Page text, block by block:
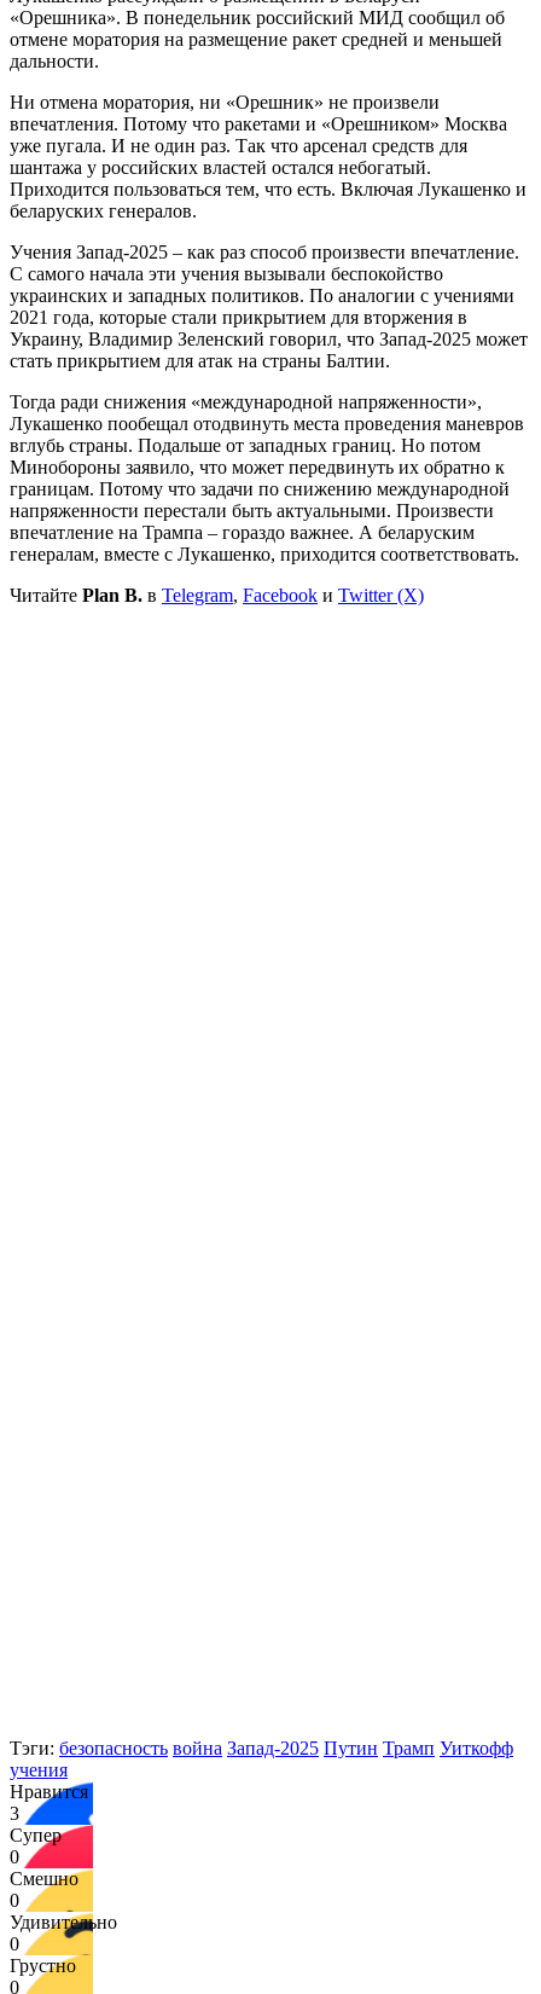
«Орешника». В понедельник российский МИД сообщил об
отмене моратория на размещение ракет средней и меньшей
дальности.
Ни отмена моратория, ни «Орешник» не произвели
впечатления. Потому что ракетами и «Орешником» Москва
уже пугала. И не один раз. Так что арсенал средств для
шантажа у российских властей остался небогатый.
Приходится пользоваться тем, что есть. Включая Лукашенко и
беларуских генералов.
Учения Запад-2025 – как раз способ произвести впечатление.
С самого начала эти учения вызывали беспокойство
украинских и западных политиков. По аналогии с учениями
2021 года, которые стали прикрытием для вторжения в
Украину, Владимир Зеленский говорил, что Запад-2025 может
стать прикрытием для атак на страны Балтии.
Тогда ради снижения «международной напряженности»,
Лукашенко пообещал отодвинуть места проведения маневров
вглубь страны. Подальше от западных границ. Но потом
Минобороны заявило, что может передвинуть их обратно к
границам. Потому что задачи по снижению международной
напряженности перестали быть актуальными. Произвести
впечатление на Трампа – гораздо важнее. А беларуским
генералам, вместе с Лукашенко, приходится соответствовать.
Читайте Plan B. в Telegram, Facebook и Twitter (X)
Тэги: безопасность война Запад-2025 Путин Трамп Уиткофф
учения
Нравится
3
Супер
0
Смешно
0
Удивительно
0
Грустно
0